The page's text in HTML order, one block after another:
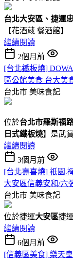
台北大安區、捷運
【花酒蔵 餐酒館】
繼續閱讀
2個月前
[台北鐵板燒]
區公館美食 台大美
台北市 美味食記
位於台北市羅斯福
日式鐵板燒】是武
繼續閱讀
3個月前
[台北壽喜燒] 祇園.
大安區信義安和/六
台北市 美味食記
位於捷運大安區捷運
繼續閱讀
6個月前
[信義區美食] 樂天